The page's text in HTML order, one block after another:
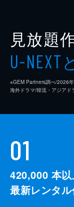
見放題
U-NEXT
※GEM Partners調べ/2026
海外ドラマ/韓流・アジアド
01
420,000 本以
最新レンタル